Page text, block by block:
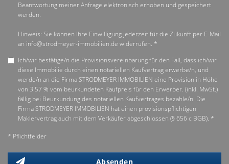
Beantwortung meiner Anfrage elektronisch erhoben und gespeichert
werden.
Hinweis: Sie können Ihre Einwilligung jederzeit für die Zukunft per E-Mail
an info@strodmeyer-immobilien.de widerrufen. *
Ich/wir bestätige/n die Provisionsvereinbarung für den Fall, dass ich/wir
diese Immobilie durch einen notariellen Kaufvertrag erwerbe/n, und
werde/n an die Firma STRODMEYER IMMOBILIEN eine Provision in Höhe
von 3.57 % vom beurkundeten Kaufpreis für den Erwerber. (inkl. MwSt.)
fällig bei Beurkundung des notariellen Kaufvertrages bezahle/n. Die
Firma STRODMEYER IMMOBILIEN hat einen provisionspflichtigen
Maklervertrag auch mit dem Verkäufer abgeschlossen (§ 656 c BGB). *
* Pflichtfelder
Absenden